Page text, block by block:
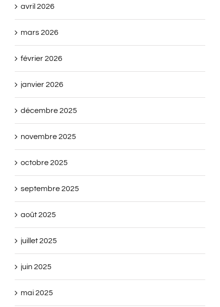
avril 2026
mars 2026
février 2026
janvier 2026
décembre 2025
novembre 2025
octobre 2025
septembre 2025
août 2025
juillet 2025
juin 2025
mai 2025